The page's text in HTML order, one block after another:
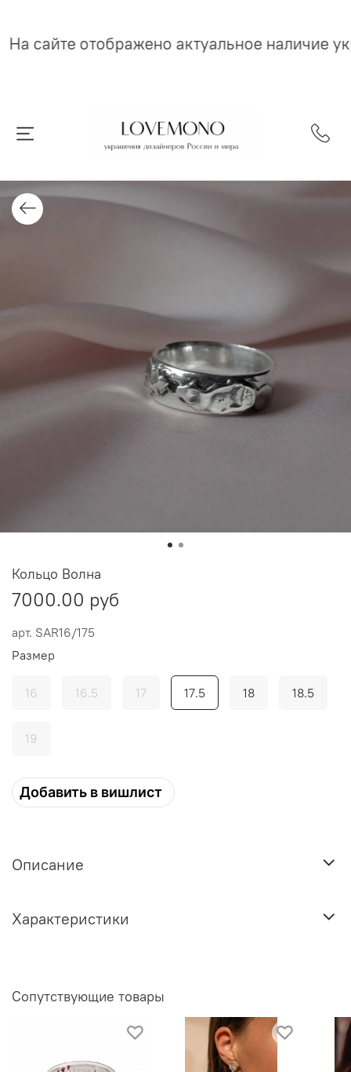
На сайте отображено актуальное наличие
арт. SAR16/175
Кольцо Волна
7000.00 руб
Добавить в вишлист
Размер
16 16.5 17 17.5 18 18.5
19
Описание
Характеристики
Сопутствующие товары